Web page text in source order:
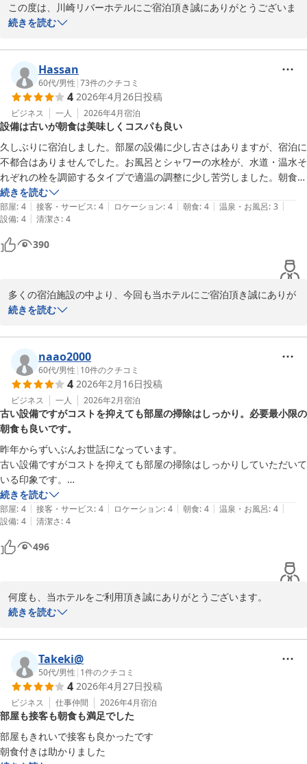
この度は、川崎リバーホテルにご宿泊頂き誠にありがとうございま
す。
きましても温かい評価を頂き大変嬉しく存じます。
当ホテルは、最新の設備ではない為、年季を感じさせる部分があり
ご不便をおかけしたかと存じますが、今後もお客様が快適な場を維
持できるよう、スタッフ一同努めて参ります。
今後も、お客様のご意見やご感想を参考にさせて頂きながら、スタ
ッフ一同サービスの向上に努めて参ります。
お近くにお越しの際は、またのご来館を心よりお待ち申し上げてお
ります。
川崎リバーホテル
続きを読む
Hassan
60代/男性 |73件のクチコミ
4 2026年4月26日投稿
ビジネス 一人 2026年4月宿泊
設備は古いが朝食は美味しくコスパも良い
久しぶりに宿泊しました。部屋の設備に少し古さはありますが、宿泊に
不都合はありませんでした。お風呂とシャワーの水栓が、水道・温水そ
れぞれの栓を調節するタイプで適温の調整に少し苦労しました。朝食は
以前と同じで美味しかったです。ソーセージの銘柄もわざわざ張り出さ
れていて、以前よりグレードアップしていたようです。コスパもいいと
思います。
続きを読む
部屋: 4 | 接客・サービス: 4 | ロケーション: 4 | 朝食: 4 | 温泉・お風呂: 3 |
設備: 4 | 清潔さ: 4
390
多くの宿泊施設の中より、今回も当ホテルにご宿泊頂き誠にありが
とうございます。
ご投稿を読ませて頂き、お客様よりコスパが良いとのお言葉を頂き
大変嬉しく励みとなっております。
また、朝食も美味しくお召し上がり頂けたとのお言葉、大変有難く
読ませて頂きました。
ご投稿にあります様に、当ホテルは設備が最新ではなく、ご不便を
お掛けする点もあるかと思いますが、今後もお客様がゆっくりとご
滞在出来る様に、サービスの向上に努めて参ります。
お近くにお越しの際は、また足をお運び下さい。
お客様のお越しを、スタッフ一同心よりお待ちしております。
川崎リバーホテル
続きを読む
naao2000
60代/男性 | 10件のクチコミ
4 2026年2月16日投稿
ビジネス 一人 2026年2月宿泊
古い設備ですがコストを抑えても部屋の掃除はしっかり。必要最小限の
朝食も良いです。
昨年からずいぶんお世話になっています。
古い設備ですがコストを抑えても部屋の掃除はしっかりしていただいて
いる印象です。
朝食も必要最小限、でもこれが案外、食べ過ぎずに体形維持に貢献して
くれます。
ウインナー、シウマイはどちらも美味しいです。納豆、梅干し、高菜な
ども選べますし味噌汁とオレンジジュースもあります。会場は狭いです
が工夫されていて、回転が速いので満席になることもなく、シンプルな
続きを読む
部屋: 4 | 接客・サービス: 4 | ロケーション: 4 | 朝食: 4 | 温泉・お風呂: 4 |
設備: 4 | 清潔さ: 4
496
何度も、当ホテルをご利用頂き誠にありがとうございます。
また、お忙しい中口コミへの貴重なご感想をお寄せ下さり、重ねて
ご投稿を読ませて頂き、お客様がサービスの朝食に関してご満足頂
けた様で嬉しく思っております。
ご投稿にあります様に、必要最小限で種類は多くはありませんが、
メニューを工夫しながら提供していきたいと思っております。
今後も、お客様からお寄せ頂いたご意見・ご要望などは、今後のサ
ービス向上の参考にさせて頂きます。
続きを読む
Takeki@
50代/男性 | 1件のクチコミ
4 2026年4月27日投稿
ビジネス 仕事仲間 2026年4月宿泊
部屋も接客も朝食も満足でした
部屋もきれいで接客も良かったです
朝食付きは助かりました